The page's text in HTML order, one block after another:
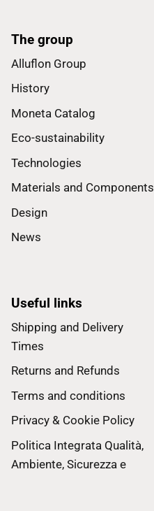
The group
Alluflon Group
History
Moneta Catalog
Eco-sustainability
Technologies
Materials and Components
Design
News
Useful links
Shipping and Delivery
Times
Returns and Refunds
Terms and conditions
Privacy & Cookie Policy
Politica Integrata Qualità,
Ambiente, Sicurezza e